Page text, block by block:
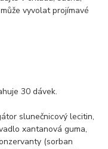
vyvolat projímavé
30 dávek.
slunečnicový lecitin,
xantanová guma,
(sorban